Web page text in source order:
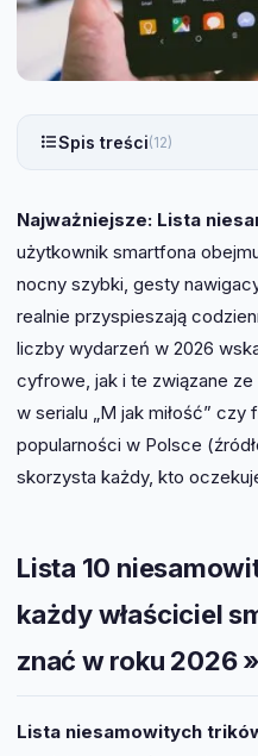
Spis treści(12)
Najważniejsze: Lista
użytkownik smartfona
nocny szybki, gesty
realnie przyspieszają
liczby wydarzeń w 2026
cyfrowe, jak i te związane
w serialu „M jak miłość”
popularności w Polsce
skorzysta każdy, kto
Lista 10
każdy właściciel
znać w roku 2026
Lista niesamowitych